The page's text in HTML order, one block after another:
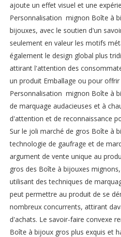
ajoute un effet visuel et une
Personnalisation mignon Boîte à
bijouxes, avec le soutien d'un
seulement en valeur les motifs
également le design global plus
attirant l'attention des
un produit Emballage ou pour offrir
Personnalisation mignon Boîte à
de marquage audacieuses et à
d'attention et de reconnaissance
Sur le joli marché de gros Boîte à
technologie de gaufrage et de
argument de vente unique au
gros des Boîte à bijouxes
utilisant des techniques de
peut permettre au produit de se
nombreux concurrents, attirant
d'achats. Le savoir-faire convexe
Boîte à bijoux gros plus exquis et